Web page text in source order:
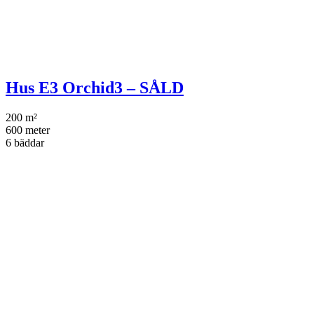
Hus E3 Orchid3 – SÅLD
200 m²
600 meter
6 bäddar